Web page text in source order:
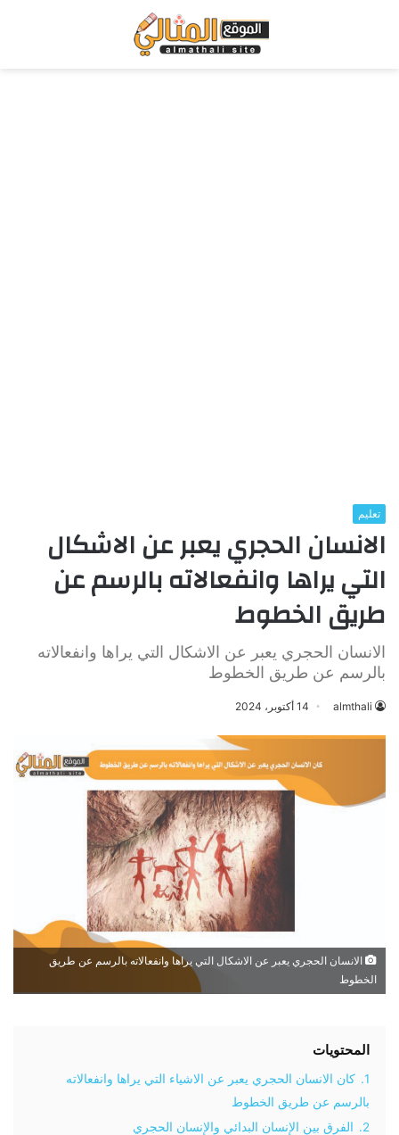
تعليم
الانسان الحجري يعبر عن الاشكال
التي يراها وانفعالاته بالرسم عن
طريق الخطوط
الانسان الحجري يعبر عن الاشكال التي يراها وانفعالاته
بالرسم عن طريق الخطوط
almthali 14 أكتوبر، 2024
الانسان الحجري يعبر عن الاشكال التي يراها وانفعالاته بالرسم عن طريق
الخطوط
المحتويات
1.
كان الانسان الحجري يعبر عن الاشياء التي يراها وانفعالاته
بالرسم عن طريق الخطوط
2.
الفرق بين الإنسان البدائي والإنسان الحجري